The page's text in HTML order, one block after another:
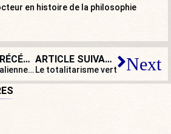
en histoire de la philosophie
ARTICLE PRÉCÉDENT
La Justice italienne demande la mise sous séquestre de L’
ARTICLE SUIVANT
Le totalitarisme vert Next